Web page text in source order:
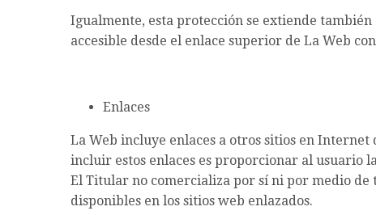
Igualmente, esta protección se extiende también
accesible desde el enlace superior de La Web
Enlaces
La Web incluye enlaces a otros sitios en
incluir estos enlaces es proporcionar al usuario
El Titular no comercializa por sí ni por medio
disponibles en los sitios web enlazados.